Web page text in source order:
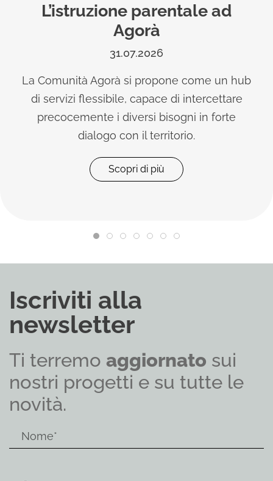
hub
Il racconto del
30 anni del CAV di
Il 24 giugno a Forte Marghera una
analisi, dati e workshop per
linguaggi del rispetto e sulle
contrasto alla violenza.
Scopri di più
Iscriviti alla
newsletter
Ti terremo aggiornato sui
nostri progetti e su tutte le
novità.